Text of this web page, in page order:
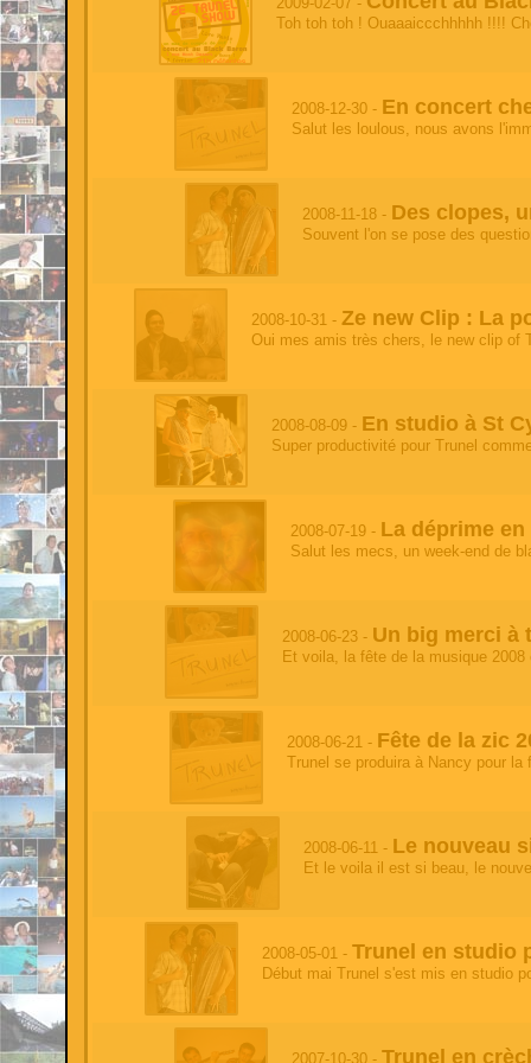
test- 2026-05-17 12:11:49
test
- 2026-05-17 12:11:49
test
- 2026-05-17 12:11:49
test
test- 2026-05-17 12:11:49
' - 2026-05-17 12:11:49
test
test - 2026-05-17 05:34:21
test'
test - 2026-05-17 05:34:21
test
- 2026-05-17 05:34:21
test'- 2026-05-17 05:34:21
- 2026-05-17 05:34:21
test
'
- 2026-05-17 05:34:21
test'- 2026-05-12 04:02:26
test
'- 2026-05-12 04:02:26
test
test- 2026-05-12 04:02:25
test'
Toh toh toh ! Ouaaaiccchhhhh !!!!
2008-12-30 - En concert
Salut les loulous, nous avons
2008-11-18 - Des clopes,
Souvent l'on se pose des
2008-10-31 - Ze new Clip : La
Oui mes amis très chers, le new clip of
2008-08-09 - En studio à St
Super productivité pour Trunel
2008-07-19 - La déprime
Salut les mecs, un week-end de
2008-06-23 - Un big merci à
Et voila, la fête de la musique
2008-06-21 - Fête de la zic
Trunel se produira à Nancy pour
2008-06-11 - Le nouveau
Et le voila il est si beau, le
2008-05-01 - Trunel en studio
Début mai Trunel s'est mis en studio
2007-10-30 - Trunel en